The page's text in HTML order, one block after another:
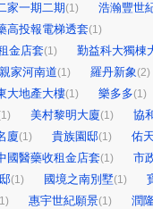
家一期二期(1) 浩瀚豐世
高投報電梯透套(1)
金店套(1) 勤益科大獨棟
親家河南道(1) 羅丹新象(2)
大地產大樓(1) 樂多多(1)
美村黎明大廈(1) 協
廈(1) 貴族園邸(1) 佑
國醫藥收租金店套(1) 市
(1) 國境之南別墅(1)
惠宇世紀願景(1) 潤